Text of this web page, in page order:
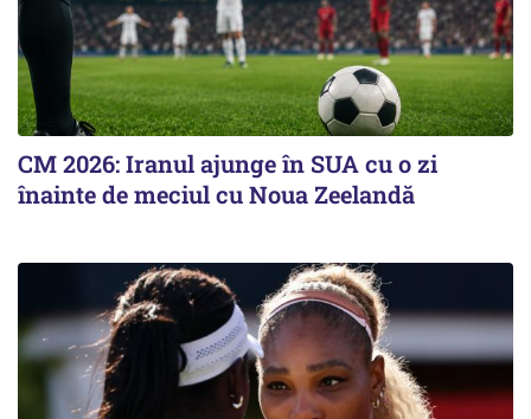
CM 2026: Iranul ajunge în SUA cu o zi
înainte de meciul cu Noua Zeelandă